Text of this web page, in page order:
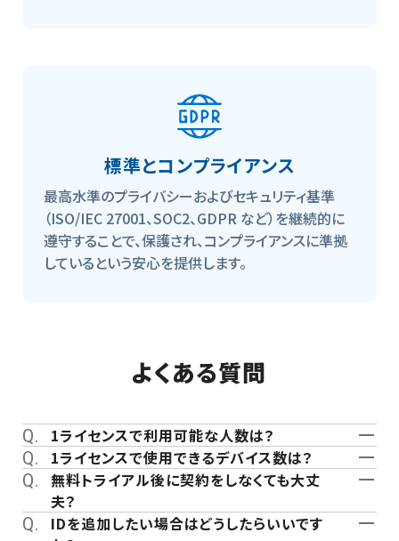
標準とコンプライアンス
最高水準のプライバシーおよびセキュリティ基準
（ISO/IEC 27001、SOC2、GDPR など）を継続的に
遵守することで、保護され、コンプライアンスに準拠
しているという安心を提供します。
よくある質問
1ライセンスで利用可能な人数は？
1ライセンスで使用できるデバイス数は？
無料トライアル後に契約をしなくても大丈
夫？
IDを追加したい場合はどうしたらいいです